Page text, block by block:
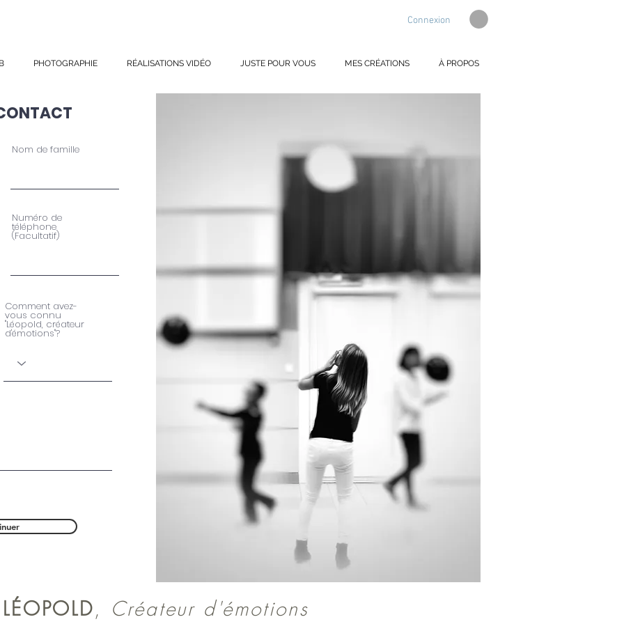
Connexion
PHOTOGRAPHIE RÉALISATIONS VIDÉO JUSTE POUR VOUS MES CRÉATIONS À PROPOS
Nom de famille
Numéro de
téléphone
(Facultatif)
Comment avez-
vous connu
"Léopold, créateur
d'émotions"?
LÉOPOLD, Créateur d'émotions